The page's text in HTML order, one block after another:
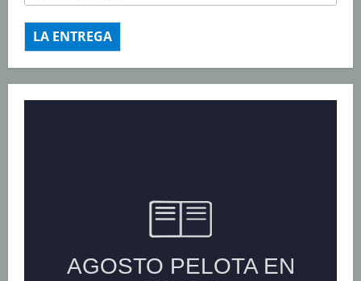
LA ENTREGA